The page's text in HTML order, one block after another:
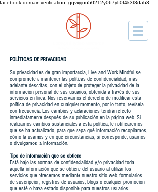
facebook-domain-verification=gqvxyjou50212y067yb0f4k3t3dah3
POLÍTICAS DE PRIVACIDAD
Su privacidad es de gran importancia, Live and Work Mindful se
compromete a mantener las políticas de confidencialidad, más
adelante descritas, con el objeto de proteger la privacidad de la
información personal de sus usuarios, obtenida a través de sus
servicios en línea. Nos reservamos el derecho de modificar esta
política de privacidad en cualquier momento, por lo tanto, revísela
con frecuencia. Los cambios y aclaraciones tendrán efecto
inmediatamente después de su publicación en la página web. Si
realizamos cambios sustanciales a esta política, le notificaremos
que se ha actualizado, para que sepa qué información recopilamos,
cómo la usamos y en qué circunstancias, si corresponde, usamos
o divulgamos la información.
Tipo de información que se obtiene
Está bajo las normas de confidencialidad y/o privacidad toda
aquella información que se obtiene del usuario al utilizar los
servicios que ofrecemos mediante nuestro sitio web, formularios
de suscripción, registros de usuarios, blogs o cualquier promoción
que esté o haya estado disponible para nuestros usuarios.